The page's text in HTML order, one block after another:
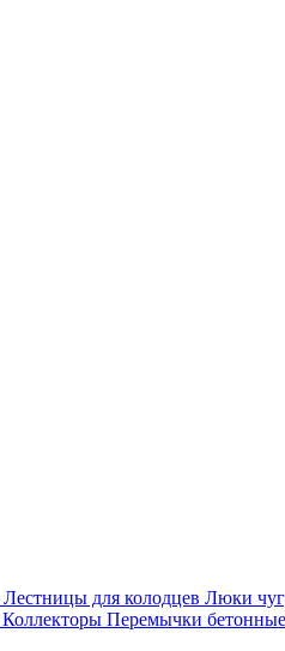
Лестницы для колодцев Люки
Коллекторы Перемычки бетонные